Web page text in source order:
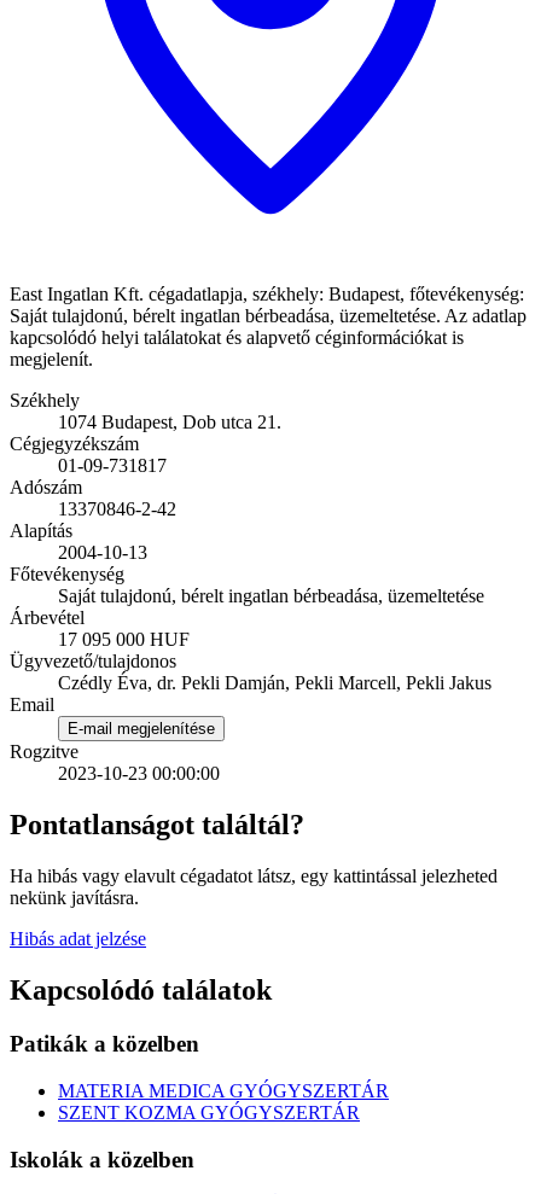
East Ingatlan Kft. cégadatlapja, székhely: Budapest, főtevékenység:
Saját tulajdonú, bérelt ingatlan bérbeadása, üzemeltetése. Az adatlap
kapcsolódó helyi találatokat és alapvető céginformációkat is
megjelenít.
Székhely
1074 Budapest, Dob utca 21.
Cégjegyzékszám
01-09-731817
Adószám
13370846-2-42
Alapítás
2004-10-13
Főtevékenység
Saját tulajdonú, bérelt ingatlan bérbeadása, üzemeltetése
Árbevétel
17 095 000 HUF
Ügyvezető/tulajdonos
Czédly Éva, dr. Pekli Damján, Pekli Marcell, Pekli Jakus
Email
E-mail megjelenítése
Rogzitve
2023-10-23 00:00:00
Pontatlanságot találtál?
Ha hibás vagy elavult cégadatot látsz, egy kattintással jelezheted
nekünk javításra.
Hibás adat jelzése
Kapcsolódó találatok
Patikák a közelben
MATERIA MEDICA GYÓGYSZERTÁR
SZENT KOZMA GYÓGYSZERTÁR
Iskolák a közelben